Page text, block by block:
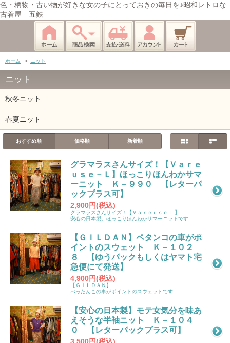
色・柄物・古い物が好きな女の子にとっておきの毎日を♪昭和レトロな
古着屋 五鉄
ホーム > ニット
ニット
秋冬ニット
春夏ニット
おすすめ順 価格順 新着順
グラマラスさんサイズ！【Ｖａｒｅ
ｕｓｅ－Ｌ】ほっこりほんわかサマ
ーニット Ｋ－９９０ 【レターパ
ックプラス可】
2,900円(税込)
グラマラスさんサイズ！【Ｖａｒｅｕｓｅ-Ｌ】
安心の日本製。ほっこりほんわかサマーニットです
【ＧＩＬＤＡＮ】ペタンコの車がポ
イントのスウェット Ｋ－１０２
８ 【ゆうパックもしくはヤマト宅
急便にて発送】
4,900円(税込)
【ＧＩＬＤＡＮ】
ぺったんこの車がポイントのスウェットです
【安心の日本製】モテ女気分を味あ
えそうな半袖ニット Ｋ－１０４
０ 【レターパックプラス可】